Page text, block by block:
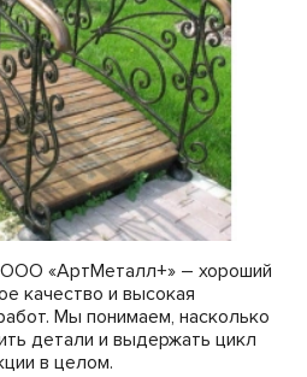
«АртМеталл+» – хороший
качество и высокая
Мы понимаем, насколько
детали и выдержать цикл
в целом.